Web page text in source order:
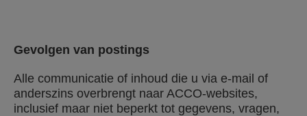
Gevolgen van postings
Alle communicatie of inhoud die u via e-mail of
anderszins overbrengt naar ACCO-websites,
inclusief maar niet beperkt tot gegevens, vragen,